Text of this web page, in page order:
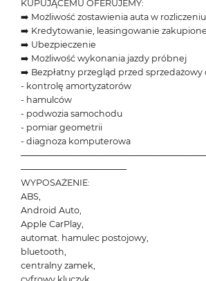
KUPUJĄCEMU OFERUJEMY:
➡️ Możliwość zostawienia auta w rozliczeniu
➡️ Kredytowanie, leasingowanie
➡️ Ubezpieczenie
➡️ Możliwość wykonania jazdy próbnej
➡️ Bezpłatny przegląd przed sprzedażowy
- kontrolę amortyzatorów
- hamulców
- podwozia samochodu
- pomiar geometrii
- diagnoza komputerowa
─────────────────
WYPOSAŻENIE:
ABS,
Android Auto,
Apple CarPlay,
automat. hamulec postojowy,
bluetooth,
centralny zamek,